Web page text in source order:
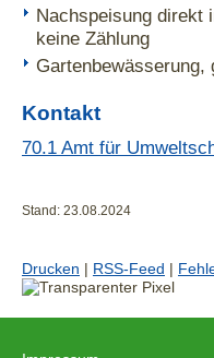
Nachspeisung direkt
keine Zählung
Gartenbewässerung,
Kontakt
70.1 Amt für
Stand: 23.08.2024
Drucken | RSS-Feed |